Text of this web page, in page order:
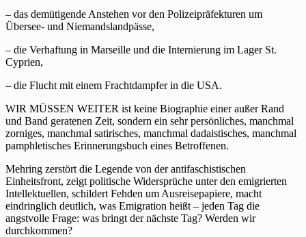
– das demütigende Anstehen vor den Polizeipräfekturen um
Übersee- und Niemandslandpässe,
– die Verhaftung in Marseille und die Internierung im Lager St.
Cyprien,
– die Flucht mit einem Frachtdampfer in die USA.
WIR MÜSSEN WEITER ist keine Biographie einer außer Rand
und Band geratenen Zeit, sondern ein sehr persönliches, manchmal
zorniges, manchmal satirisches, manchmal dadaistisches, manchmal
pamphletisches Erinnerungsbuch eines Betroffenen.
Mehring zerstört die Legende von der antifaschistischen
Einheitsfront, zeigt politische Widersprüche unter den emigrierten
Intellektuellen, schildert Fehden um Ausreisepapiere, macht
eindringlich deutlich, was Emigration heißt – jeden Tag die
angstvolle Frage: was bringt der nächste Tag? Werden wir
durchkommen?